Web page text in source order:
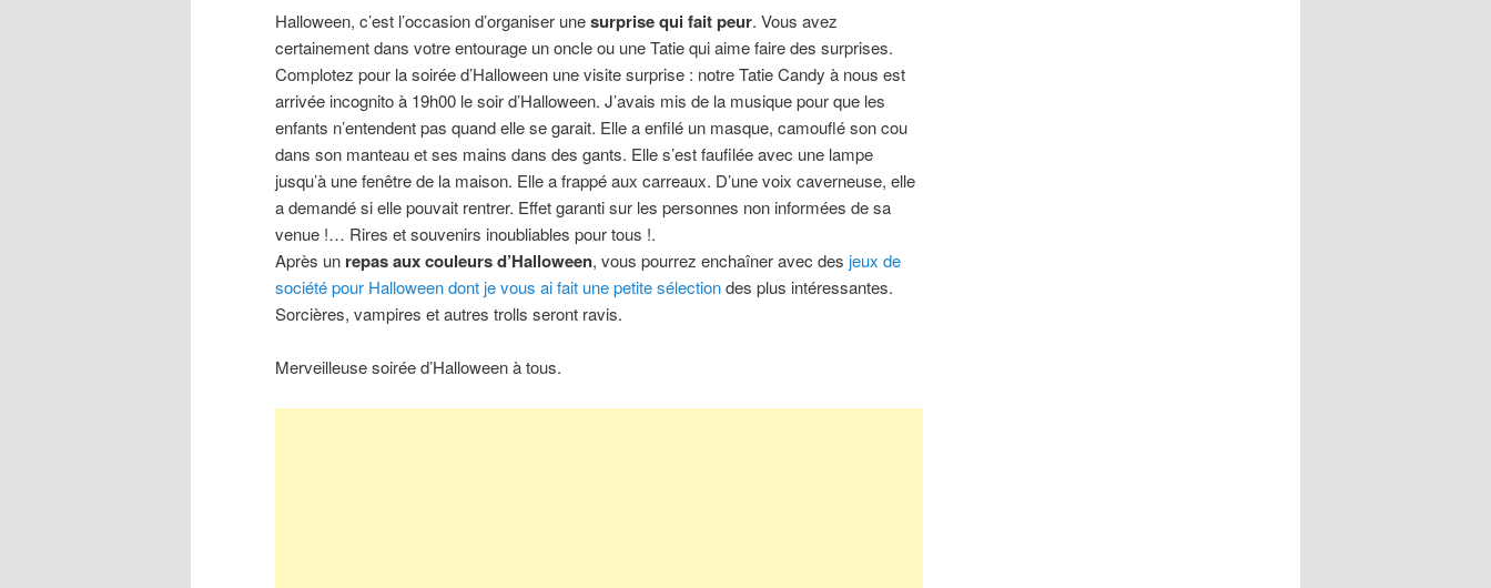
Halloween, c’est l’occasion d’organiser unesurprise qui fait peur. Vous avez
certainement dans votre entourage un oncle ou une Tatie qui aime faire des surprises.
Complotez pour la soirée d’Halloween une visite surprise : notre Tatie Candy à nous est
arrivée incognito à 19h00 le soir d’Halloween. J’avais mis de la musique pour que les
enfants n’entendent pas quand elle se garait. Elle a enfilé un masque, camouflé son cou
dans son manteau et ses mains dans des gants. Elle s’est faufilée avec une lampe
jusqu’à une fenêtre de la maison. Elle a frappé aux carreaux. D’une voix caverneuse, elle
a demandé si elle pouvait rentrer. Effet garanti sur les personnes non informées de sa
venue !… Rires et souvenirs inoubliables pour tous !.
Après un repas aux couleurs d’Halloween, vous pourrez enchaîner avec des jeux de
société pour Halloween dont je vous ai fait une petite sélectiondes plus intéressantes.
Sorcières, vampires et autres trolls seront ravis.
Merveilleuse soirée d’Halloween à tous.